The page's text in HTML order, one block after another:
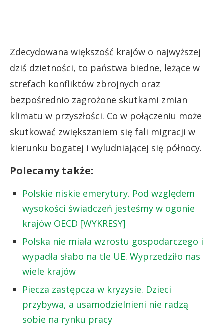
Zdecydowana większość krajów o najwyższej
dziś dzietności, to państwa biedne, leżące w
strefach konfliktów zbrojnych oraz
bezpośrednio zagrożone skutkami zmian
klimatu w przyszłości. Co w połączeniu może
skutkować zwiększaniem się fali migracji w
kierunku bogatej i wyludniającej się północy.
Polecamy także:
Polskie niskie emerytury. Pod względem
wysokości świadczeń jesteśmy w ogonie
krajów OECD [WYKRESY]
Polska nie miała wzrostu gospodarczego i
wypadła słabo na tle UE. Wyprzedziło nas
wiele krajów
Piecza zastępcza w kryzysie. Dzieci
przybywa, a usamodzielnieni nie radzą
sobie na rynku pracy